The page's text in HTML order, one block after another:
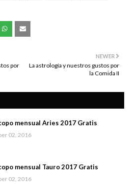
NEWER
La astrología y nuestros gustos por
la Comida II
por
mensual Aries 2017 Gratis
02, 2016
mensual Tauro 2017 Gratis
02, 2016